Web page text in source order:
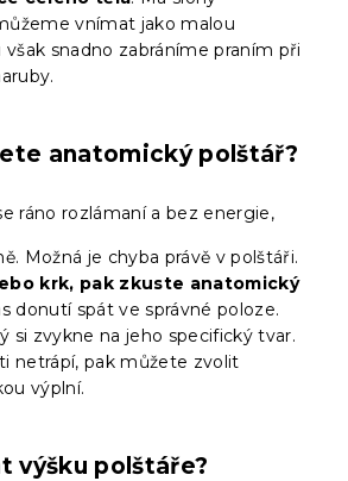
vnímat jako malou
snadno zabráníme praním při
anatomický polštář?
ráno rozlámaní a bez energie,
Možná je chyba právě v polštáři.
krk, pak zkuste anatomický
donutí spát ve správné poloze.
si zvykne na jeho specifický tvar.
netrápí, pak můžete zvolit
výplní.
výšku polštáře?